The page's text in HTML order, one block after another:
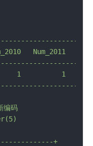
Num_2011
1          1
编码
+